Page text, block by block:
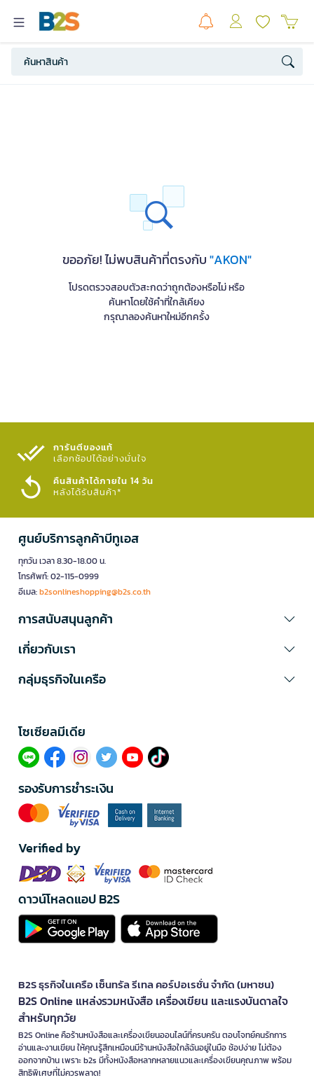
ขออภัย! ไม่พบสินค้าที่ตรงกับ"AKON"
โปรดตรวจสอบตัวสะกดว่าถูกต้องหรือไม่ หรือ
ค้นหาโดยใช้คำที่ใกล้เคียง
กรุณาลองค้นหาใหม่อีกครั้ง
การันตีของแท้
เลือกช้อปได้อย่างมั่นใจ​
คืนสินค้าได้ภายใน 14 วัน
หลังได้รับสินค้า*
ศูนย์บริการลูกค้าบีทูเอส
ทุกวัน เวลา 8.30-18.00 น.
โทรศัพท์: 02-115-0999
อีเมล:b2sonlineshopping@b2s.co.th
การสนับสนุนลูกค้า
เกี่ยวกับเรา
กลุ่มธุรกิจในเครือ
โซเซียลมีเดีย​
รองรับการชำระเงิน
Verified by
ดาวน์โหลดแอป B2S
B2S ธุรกิจในเครือ เซ็นทรัล รีเทล คอร์ปอเรชั่น จำกัด (มหาชน)
B2S Online แหล่งรวมหนังสือ เครื่องเขียน และแรงบันดาลใจ
สำหรับทุกวัย
B2S Online คือร้านหนังสือและเครื่องเขียนออนไลน์ที่ครบครัน ตอบโจทย์คนรักการ
อ่านและงานเขียน ให้คุณรู้สึกเหมือนมีร้านหนังสือใกล้ฉันอยู่ในมือ ช้อปง่าย ไม่ต้อง
ออกจากบ้าน เพราะ b2s มีทั้งหนังสือหลากหลายแนวและเครื่องเขียนคุณภาพ พร้อม
สิทธิพิเศษที่ไม่ควรพลาด!